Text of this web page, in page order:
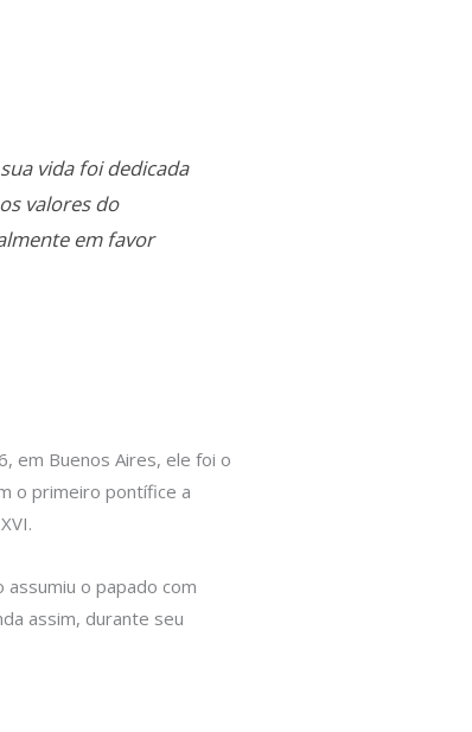
vida foi dedicada
valores do
em favor
em Buenos Aires, ele foi o
o primeiro pontífice a
o papado com
assim, durante seu